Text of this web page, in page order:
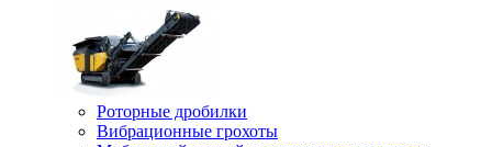
Роторные дробилки
Вибрационные грохоты